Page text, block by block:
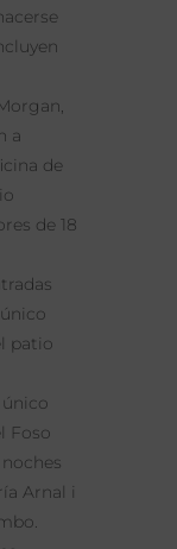
a
de
de 18
patio
único
Foso
Arnal i